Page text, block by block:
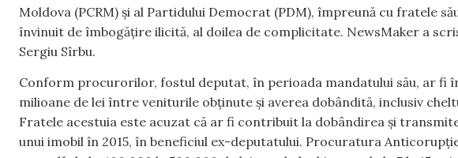
Moldova (PCRM) și al Partidului Democrat (PDM), împreună cu fratele
învinuit de îmbogățire ilicită, al doilea de complicitate. NewsMaker a
Sergiu Sîrbu.
Conform procurorilor, fostul deputat, în perioada mandatului său, ar fi
milioane de lei între veniturile obținute și averea dobândită, inclusiv
Fratele acestuia este acuzat că ar fi contribuit la dobândirea și
unui imobil în 2015, în beneficiul ex-deputatului. Procuratura